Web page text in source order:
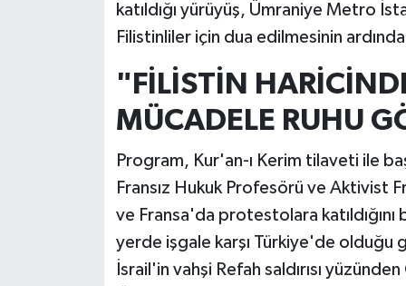
katıldığı yürüyüş, Ümraniye Metro
Filistinliler için dua edilmesinin
"FİLİSTİN
MÜCADELE RUHU
Program, Kur'an-ı Kerim tilaveti ile
Fransız Hukuk Profesörü ve Aktivist
ve Fransa'da protestolara
yerde işgale karşı Türkiye'de
İsrail'in vahşi Refah saldırısı